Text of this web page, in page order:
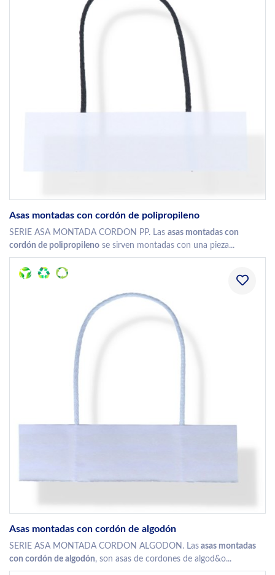
Asas montadas con cordón de polipropileno
SERIE ASA MONTADA CORDON PP. Las asas montadas con
cordón de polipropileno se sirven montadas con una pieza...
Asas montadas con cordón de algodón
SERIE ASA MONTADA CORDON ALGODON. Las asas montadas
con cordón de algodón, son asas de cordones de algod&o...